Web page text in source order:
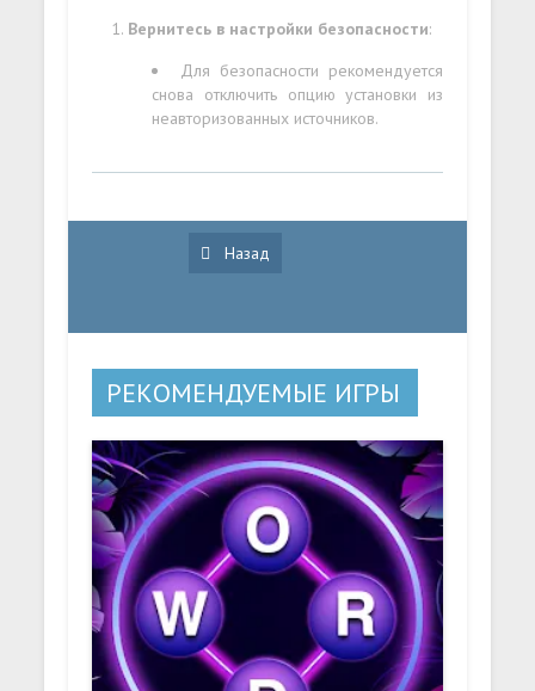
Вернитесь в настройки безопасности:
Для безопасности рекомендуется
снова отключить опцию установки из
неавторизованных источников.
Назад
РЕКОМЕНДУЕМЫЕ ИГРЫ